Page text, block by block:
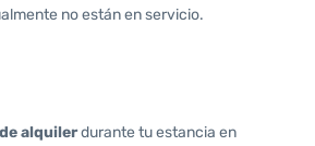
no están en servicio.
alquilerdurante tu estancia en